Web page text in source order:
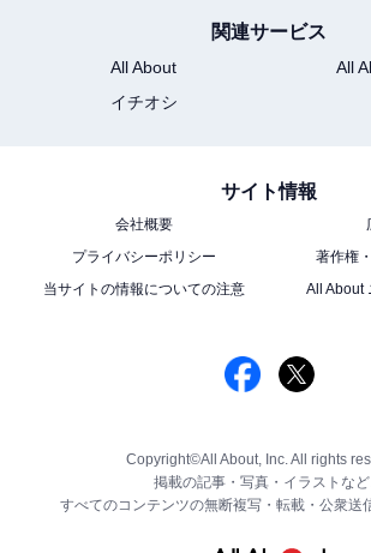
関連サービス
All About
All
イチオシ
サイト情報
会社概要
プライバシーポリシー
著作権
当サイトの情報についての注意
All About
Copyright©All About, Inc. All rights
掲載の記事・写真・イラストなど
すべてのコンテンツの無断複写・転載・公衆送